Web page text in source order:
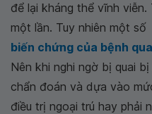
để lại kháng thể vĩnh
một lần. Tuy nhiên một số
biến chứng của bệnh
Nên khi nghi ngờ bị quai
chẩn đoán và dựa vào
điều trị ngoại trú hay phải